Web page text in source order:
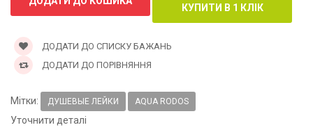
ДОДАТИ ДО СПИСКУ БАЖАНЬ
ДОДАТИ ДО ПОРІВНЯННЯ
Мітки: ДУШЕВЫЕ ЛЕЙКИ AQUA RODOS
Уточнити деталі